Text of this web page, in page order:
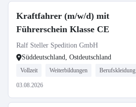
Kraftfahrer (m/w/d) mit
Führerschein Klasse CE
Ralf Steller Spedition GmbH
Süddeutschland, Ostdeutschland
Vollzeit Weiterbildungen Berufskleidung
03.08.2026